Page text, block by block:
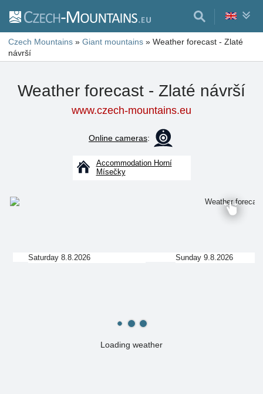
Czech Mountains » Giant mountains » Weather forecast - Zlaté
návrší
Weather forecast - Zlaté návrší
www.czech-mountains.eu
Online cameras:
Accommodation Horní
Mísečky
Loading weather
Saturday 8.8.2026 Sunday 9.8.2026